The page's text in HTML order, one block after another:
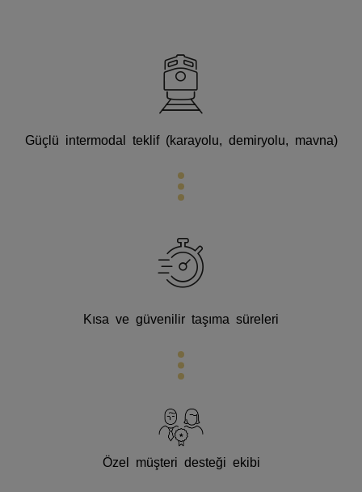
Güçlü intermodal teklif (karayolu, demiryolu, mavna)
Kısa ve güvenilir taşıma süreleri
Özel müşteri desteği ekibi